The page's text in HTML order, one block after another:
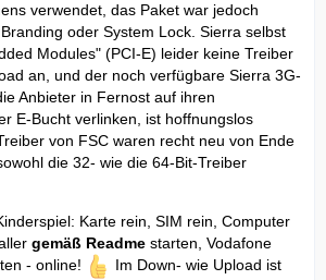
verwendet, das Paket war jedoch
oder System Lock. Sierra selbst
Modules" (PCI-E) leider keine Treiber
an, und der noch verfügbare Sierra 3G-
Anbieter in Fernost auf ihren
E-Bucht verlinken, ist hoffnungslos
von FSC waren recht neu von Ende
die 32- wie die 64-Bit-Treiber
Karte rein, SIM rein, Computer
gemäß Readme starten, Vodafone
- online!
Im Down- wie Upload ist